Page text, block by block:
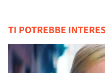
TI POTREBBE